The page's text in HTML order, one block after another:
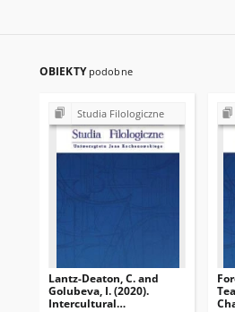
OBIEKTY podobne
Studia Filologiczne
Lantz-Deaton, C. and
Golubeva, I. (2020).
Intercultural